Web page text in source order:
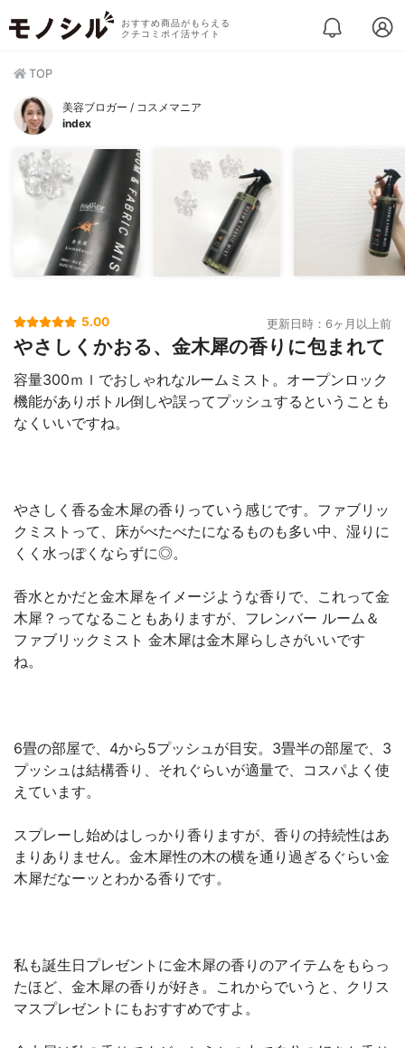
おすすめ商品がもらえる
クチコミポイ活サイト
TOP
美容ブロガー / コスメマニア
index
5.00 更新日時：6ヶ月以上前
やさしくかおる、金木犀の香りに包まれて
容量300ｍｌでおしゃれなルームミスト。オープンロック
機能がありボトル倒しや誤ってプッシュするということも
なくいいですね。
やさしく香る金木犀の香りっていう感じです。ファブリッ
クミストって、床がべたべたになるものも多い中、湿りに
くく水っぽくならずに◎。
香水とかだと金木犀をイメージような香りで、これって金
木犀？ってなることもありますが、フレンバー ルーム＆
ファブリックミスト 金木犀は金木犀らしさがいいです
ね。
6畳の部屋で、4から5プッシュが目安。3畳半の部屋で、3
プッシュは結構香り、それぐらいが適量で、コスパよく使
えています。
スプレーし始めはしっかり香りますが、香りの持続性はあ
まりありません。金木犀性の木の横を通り過ぎるぐらい金
木犀だなーッとわかる香りです。
私も誕生日プレゼントに金木犀の香りのアイテムをもらっ
たほど、金木犀の香りが好き。これからでいうと、クリス
マスプレゼントにもおすすめですよ。